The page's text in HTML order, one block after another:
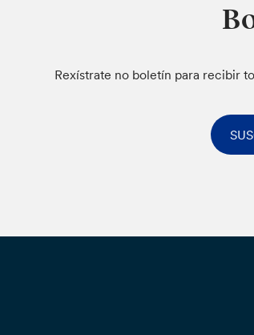
Rexístrate no boletín para recibir